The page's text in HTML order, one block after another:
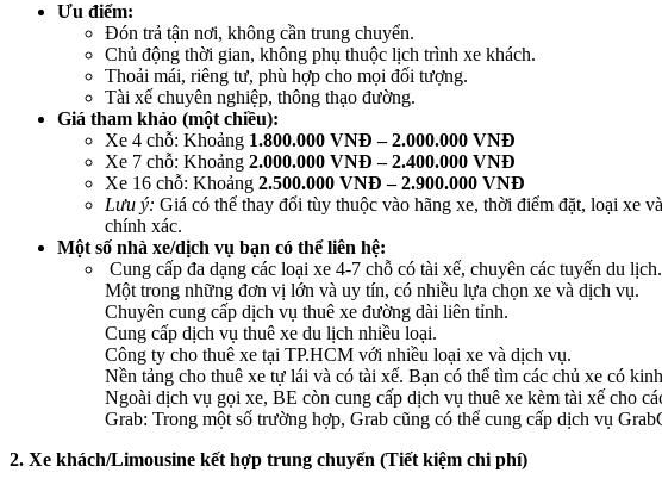
Ưu điểm:
Đón trả tận nơi, không cần trung chuyển.
Chủ động thời gian, không phụ thuộc lịch trình xe khách.
Thoải mái, riêng tư, phù hợp cho mọi đối tượng.
Tài xế chuyên nghiệp, thông thạo đường.
Giá tham khảo (một chiều):
Xe 4 chỗ: Khoảng 1.800.000 VNĐ – 2.000.000 VNĐ
Xe 7 chỗ: Khoảng 2.000.000 VNĐ – 2.400.000 VNĐ
Xe 16 chỗ: Khoảng 2.500.000 VNĐ – 2.900.000 VNĐ
Lưu ý: Giá có thể thay đổi tùy thuộc vào hãng xe, thời điểm đặt, loại xe
chính xác.
Một số nhà xe/dịch vụ bạn có thể liên hệ:
Cung cấp đa dạng các loại xe 4-7 chỗ có tài xế, chuyên các tuyến du lịch.
Một trong những đơn vị lớn và uy tín, có nhiều lựa chọn xe và dịch vụ.
Chuyên cung cấp dịch vụ thuê xe đường dài liên tỉnh.
Cung cấp dịch vụ thuê xe du lịch nhiều loại.
Công ty cho thuê xe tại TP.HCM với nhiều loại xe và dịch vụ.
Nền tảng cho thuê xe tự lái và có tài xế. Bạn có thể tìm các chủ xe có
Ngoài dịch vụ gọi xe, BE còn cung cấp dịch vụ thuê xe kèm tài xế cho
Grab: Trong một số trường hợp, Grab cũng có thể cung cấp dịch vụ
2. Xe khách/Limousine kết hợp trung chuyển (Tiết kiệm chi phí)